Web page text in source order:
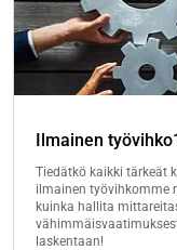
Ilmainen
Tiedätkö kaikki tärkeät
ilmainen työvihkomme
kuinka hallita
laskentaan!